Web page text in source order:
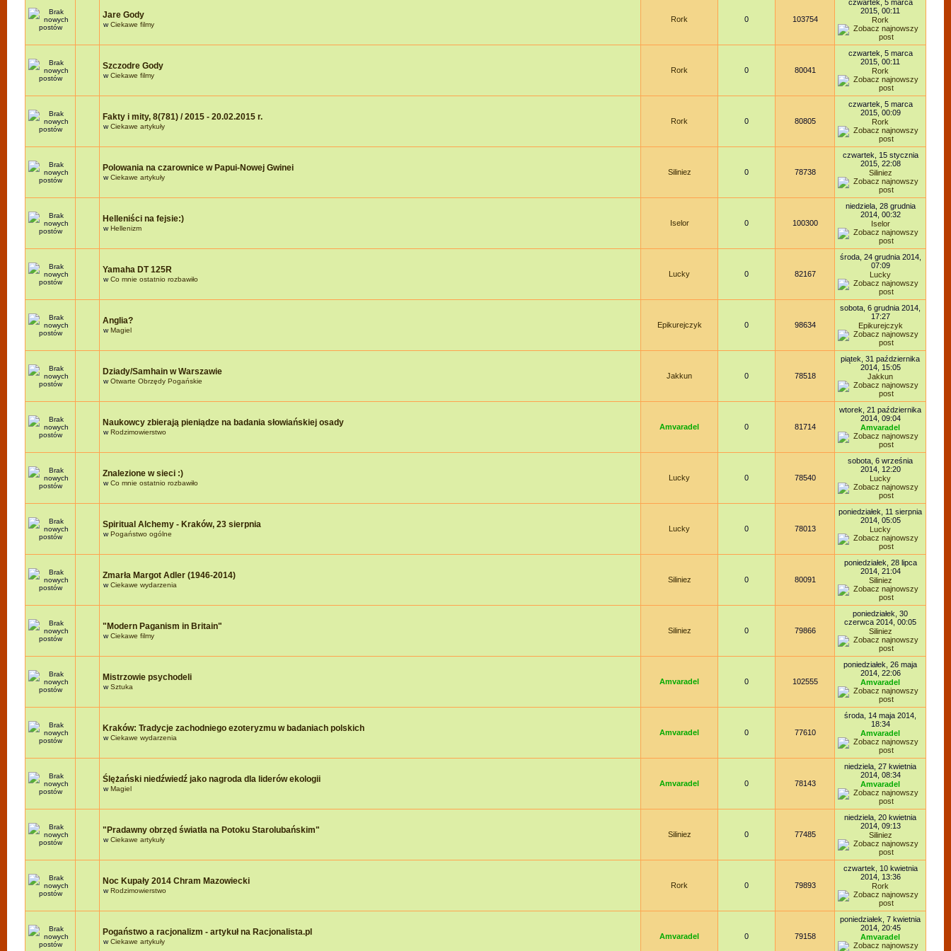
Jare Gody
wCiekawe filmy
Rork 0 103754
czwartek, 5 marca
2015, 00:11
Rork
Szczodre Gody
wCiekawe filmy
Rork 0 80041
czwartek, 5 marca
2015, 00:11
Rork
Fakty i mity, 8(781) / 2015 - 20.02.2015 r.
wCiekawe artykuły
Rork 0 80805
czwartek, 5 marca
2015, 00:09
Rork
Polowania na czarownice w Papui-Nowej Gwinei
wCiekawe artykuły
Siliniez 0 78738
czwartek, 15 stycznia
2015, 22:08
Siliniez
Helleniści na fejsie:)
wHellenizm
Iselor 0 100300
niedziela, 28 grudnia
2014, 00:32
Iselor
Yamaha DT 125R
wCo mnie ostatnio rozbawiło
Lucky 0 82167
środa, 24 grudnia 2014,
07:09
Lucky
Anglia?
wMagiel
Epikurejczyk 0 98634
sobota, 6 grudnia 2014,
17:27
Epikurejczyk
Dziady/Samhain w Warszawie
wOtwarte Obrzędy Pogańskie
Jakkun 0 78518
piątek, 31 października
2014, 15:05
Jakkun
Naukowcy zbierają pieniądze na badania słowiańskiej osady
wRodzimowierstwo
Amvaradel 0 81714
wtorek, 21 października
2014, 09:04
Amvaradel
Znalezione w sieci :)
wCo mnie ostatnio rozbawiło
Lucky 0 78540
sobota, 6 września
2014, 12:20
Lucky
Spiritual Alchemy - Kraków, 23 sierpnia
wPogaństwo ogólne
Lucky 0 78013
poniedziałek, 11 sierpnia
2014, 05:05
Lucky
Zmarła Margot Adler (1946-2014)
wCiekawe wydarzenia
Siliniez 0 80091
poniedziałek, 28 lipca
2014, 21:04
Siliniez
"Modern Paganism in Britain"
wCiekawe filmy
Siliniez 0 79866
poniedziałek, 30
czerwca 2014, 00:05
Siliniez
Mistrzowie psychodeli
wSztuka
Amvaradel 0 102555
poniedziałek, 26 maja
2014, 22:06
Amvaradel
Kraków: Tradycje zachodniego ezoteryzmu w badaniach polskich
wCiekawe wydarzenia
Amvaradel 0 77610
środa, 14 maja 2014,
18:34
Amvaradel
Ślężański niedźwiedź jako nagroda dla liderów ekologii
wMagiel
Amvaradel 0 78143
niedziela, 27 kwietnia
2014, 08:34
Amvaradel
"Pradawny obrzęd światła na Potoku Starolubańskim"
wCiekawe artykuły
Siliniez 0 77485
niedziela, 20 kwietnia
2014, 09:13
Siliniez
Noc Kupały 2014 Chram Mazowiecki
wRodzimowierstwo
Rork 0 79893
czwartek, 10 kwietnia
2014, 13:36
Rork
Pogaństwo a racjonalizm - artykuł na Racjonalista.pl
wCiekawe artykuły
Amvaradel 0 79158
poniedziałek, 7 kwietnia
2014, 20:45
Amvaradel